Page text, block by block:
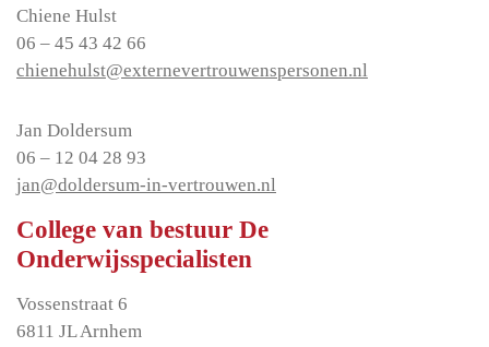
Chiene Hulst
06 – 45 43 42 66
chienehulst@externevertrouwenspersonen.nl
Jan Doldersum
06 – 12 04 28 93
jan@doldersum-in-vertrouwen.nl
College van bestuur De
Onderwijsspecialisten
Vossenstraat 6
6811 JL Arnhem